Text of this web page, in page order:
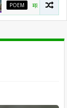
मकर संक्रांति